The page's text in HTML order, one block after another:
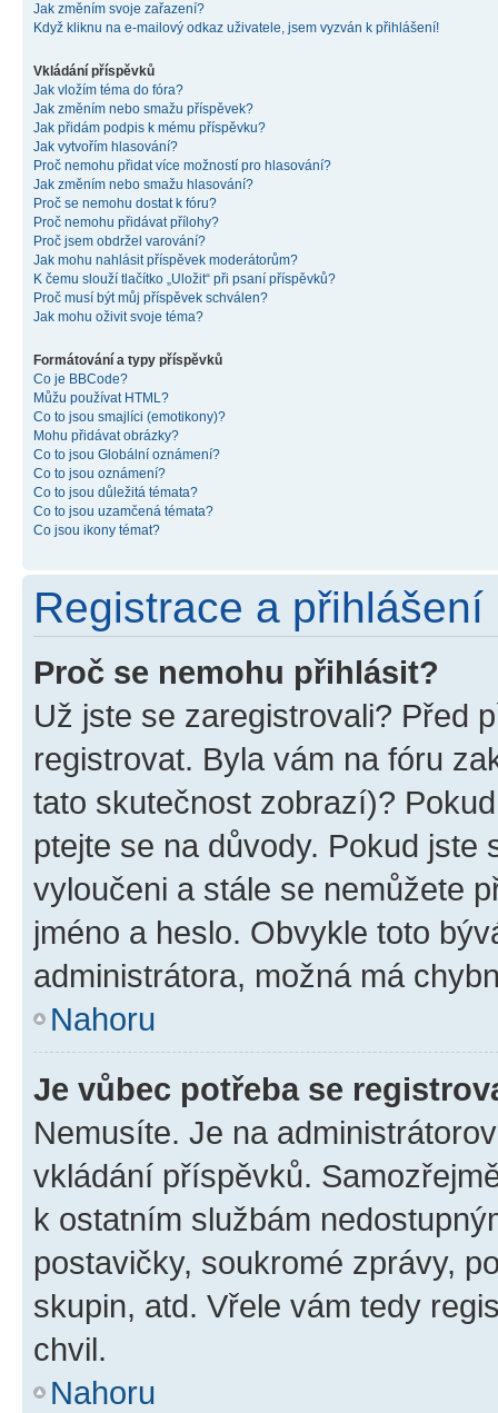
Jak změním svoje zařazení?
Když kliknu na e-mailový odkaz uživatele, jsem vyzván k přihlášení!
Vkládání příspěvků
Jak vložím téma do fóra?
Jak změním nebo smažu příspěvek?
Jak přidám podpis k mému příspěvku?
Jak vytvořím hlasování?
Proč nemohu přidat více možností pro hlasování?
Jak změním nebo smažu hlasování?
Proč se nemohu dostat k fóru?
Proč nemohu přidávat přílohy?
Proč jsem obdržel varování?
Jak mohu nahlásit příspěvek moderátorům?
K čemu slouží tlačítko „Uložit“ při psaní příspěvků?
Proč musí být můj příspěvek schválen?
Jak mohu oživit svoje téma?
Formátování a typy příspěvků
Co je BBCode?
Můžu používat HTML?
Co to jsou smajlíci (emotikony)?
Mohu přidávat obrázky?
Co to jsou Globální oznámení?
Co to jsou oznámení?
Co to jsou důležitá témata?
Co to jsou uzamčená témata?
Co jsou ikony témat?
Registrace a přihlášení
Proč se nemohu přihlásit?
Už jste se zaregistrovali? Před
registrovat. Byla vám na fóru
tato skutečnost zobrazí)?
ptejte se na důvody. Pokud jste
vyloučeni a stále se nemůžete
jméno a heslo. Obvykle toto
administrátora, možná má
Nahoru
Je vůbec potřeba se
Nemusíte. Je na
vkládání příspěvků.
k ostatním službám
postavičky, soukromé zprávy,
skupin, atd. Vřele vám tedy
chvil.
Nahoru